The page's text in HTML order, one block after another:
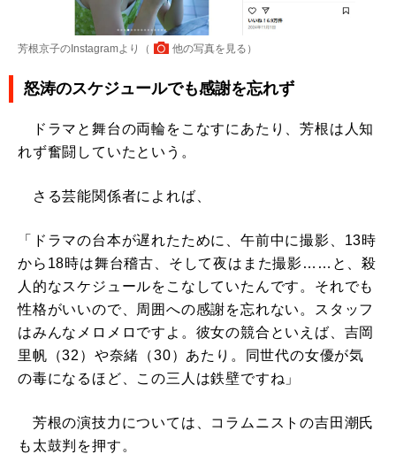
芳根京子のInstagramより（ 他の写真を見る ）
怒涛のスケジュールでも感謝を忘れず
ドラマと舞台の両輪をこなすにあたり、芳根は人知
れず奮闘していたという。
さる芸能関係者によれば、
「ドラマの台本が遅れたために、午前中に撮影、13時
から18時は舞台稽古、そして夜はまた撮影……と、殺
人的なスケジュールをこなしていたんです。それでも
性格がいいので、周囲への感謝を忘れない。スタッフ
はみんなメロメロですよ。彼女の競合といえば、吉岡
里帆（32）や奈緒（30）あたり。同世代の女優が気
の毒になるほど、この三人は鉄壁ですね」
芳根の演技力については、コラムニストの吉田潮氏
も太鼓判を押す。